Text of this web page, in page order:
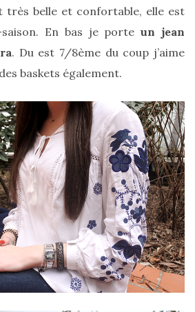
très belle et confortable, elle est
En bas je porte un jean
. Du est 7/8ème du coup j’aime
baskets également.